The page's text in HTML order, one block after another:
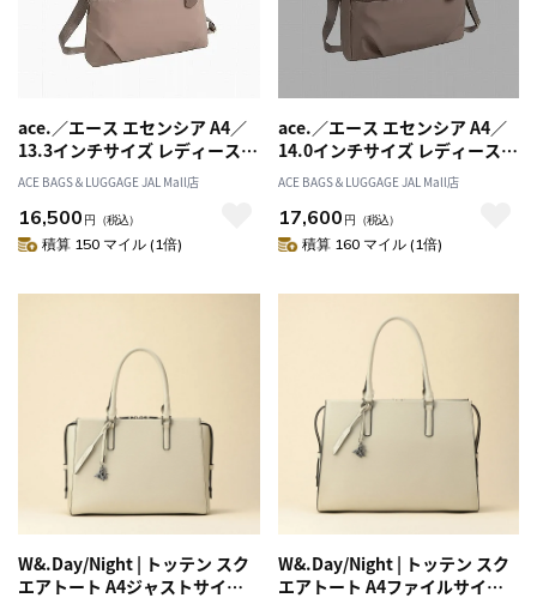
ace.／エース エセンシア A4／
13.3インチサイズ レディースビ
ジネス トートバッグ 11481
ACE BAGS＆LUGGAGE JAL Mall店
16,500 円 （税込）
積算 150 マイル (1倍)
ace.／エース エセンシア A4／
14.0インチサイズ レディースビ
ジネス トートバッグ 11482
ACE BAGS＆LUGGAGE JAL Mall店
17,600 円 （税込）
積算 160 マイル (1倍)
W&.Day/Night | トッテン スク
エアトート A4ジャストサイズ |
W&.Day/Night | トッテン スク
エアトート A4ファイルサイズ |